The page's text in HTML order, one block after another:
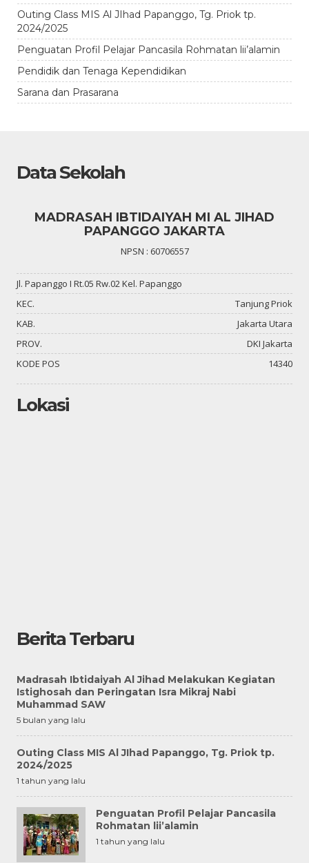
Outing Class MIS Al JIhad Papanggo, Tg. Priok tp.
2024/2025
Penguatan Profil Pelajar Pancasila Rohmatan lii’alamin
Pendidik dan Tenaga Kependidikan
Sarana dan Prasarana
Data Sekolah
MADRASAH IBTIDAIYAH MI AL JIHAD
PAPANGGO JAKARTA
NPSN : 60706557
Jl. Papanggo I Rt.05 Rw.02 Kel. Papanggo
KEC.
Tanjung Priok
KAB.
Jakarta Utara
PROV.
DKI Jakarta
KODE POS
14340
Lokasi
Berita Terbaru
Madrasah Ibtidaiyah Al Jihad Melakukan Kegiatan
Istighosah dan Peringatan Isra Mikraj Nabi
Muhammad SAW
5 bulan yang lalu
Outing Class MIS Al JIhad Papanggo, Tg. Priok tp.
2024/2025
1 tahun yang lalu
Penguatan Profil Pelajar Pancasila
Rohmatan lii’alamin
1 tahun yang lalu